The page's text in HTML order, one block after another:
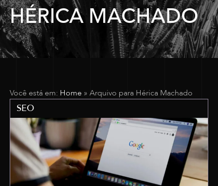
HÉRICA MACHADO
Você está em: Home » Arquivo para Hérica Machado
SEO